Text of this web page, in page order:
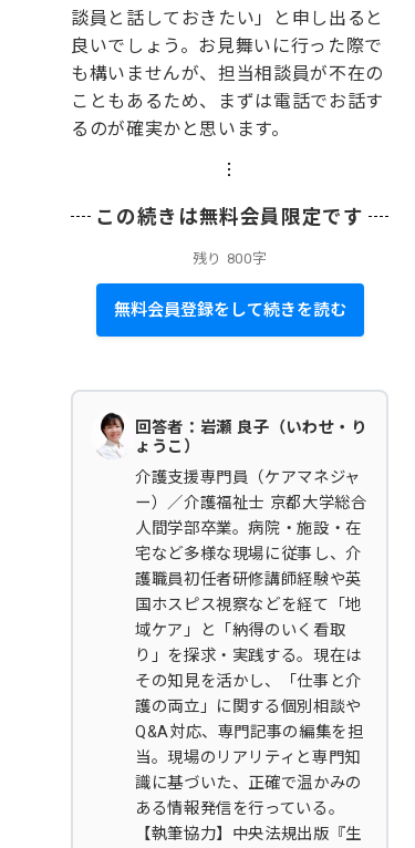
談員と話しておきたい」と申し出ると
良いでしょう。お見舞いに行った際で
も構いませんが、担当相談員が不在の
こともあるため、まずは電話でお話す
るのが確実かと思います。
この続きは無料会員限定です
残り 800字
無料会員登録をして続きを読む
回答者：岩瀬 良子（いわせ・り
ょうこ）
介護支援専門員（ケアマネジャ
ー）／介護福祉士 京都大学総合
人間学部卒業。病院・施設・在
宅など多様な現場に従事し、介
護職員初任者研修講師経験や英
国ホスピス視察などを経て「地
域ケア」と「納得のいく看取
り」を探求・実践する。現在は
その知見を活かし、「仕事と介
護の両立」に関する個別相談や
Q&A対応、専門記事の編集を担
当。現場のリアリティと専門知
識に基づいた、正確で温かみの
ある情報発信を行っている。
【執筆協力】中央法規出版『生